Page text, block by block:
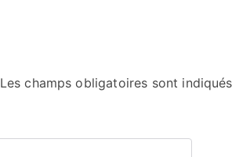
Les champs obligatoires sont